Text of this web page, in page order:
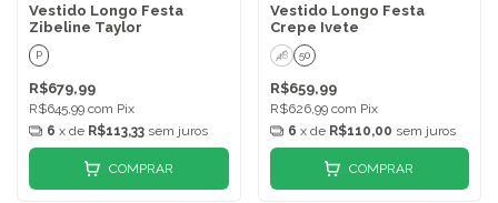
Vestido Longo Festa
Zibeline Taylor
P
R$679,99
R$645,99 com Pix
6 x de R$113,33 sem juros
COMPRAR
Vestido Longo Festa
Crepe Ivete
48 50
R$659,99
R$626,99 com Pix
6 x de R$110,00 sem juros
COMPRAR